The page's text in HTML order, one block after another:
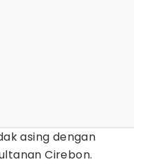
asing dengan
Cirebon.